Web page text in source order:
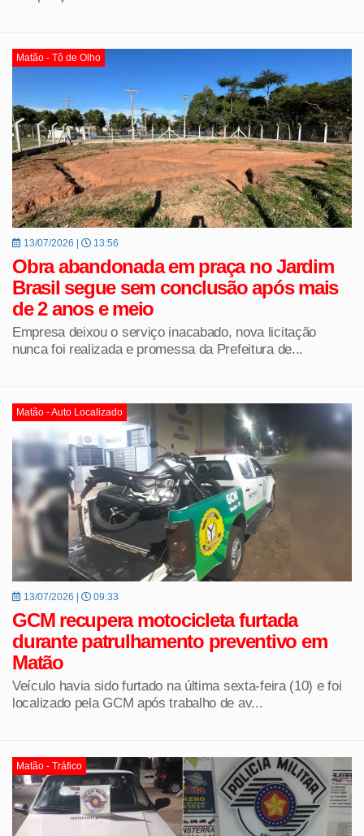
Matão - Tô de Olho
13/07/2026 | 13:56
Obra abandonada em praça no Jardim
Brasil segue sem conclusão após mais
de 2 anos e meio
Empresa deixou o serviço inacabado, nova licitação
nunca foi realizada e promessa da Prefeitura de...
Matão - Auto Localizado
13/07/2026 | 09:33
GCM recupera motocicleta furtada
durante patrulhamento preventivo em
Matão
Veículo havia sido furtado na última sexta-feira (10) e foi
localizado pela GCM após trabalho de av...
Matão - Tráfico